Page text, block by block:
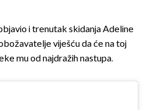
i trenutak skidanja Adeline
viješću da će na toj
mu od najdražih nastupa.